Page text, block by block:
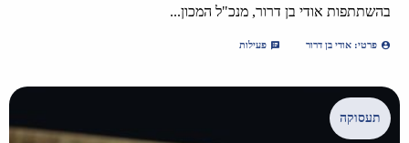
בהשתתפות אודי בן דרור, מנכ"ל המכון...
פרטי: אודי בן דרור פעילות
תעסוקה